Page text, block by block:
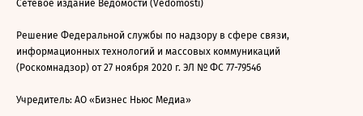
Сетевое издание Ведомости (Vedomosti)
Решение Федеральной службы по надзору в сфере связи,
информационных технологий и массовых коммуникаций
(Роскомнадзор) от 27 ноября 2020 г. ЭЛ № ФС 77-79546
Учредитель: АО «Бизнес Ньюс Медиа»